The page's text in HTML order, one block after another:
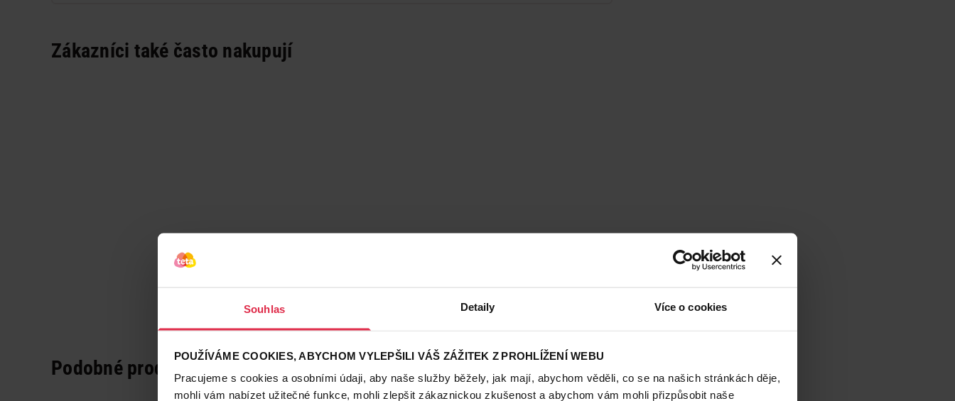
Souhlas Detaily Více o cookies
POUŽÍVÁME COOKIES, ABYCHOM VYLEPŠILI VÁŠ ZÁŽITEK Z PROHLÍŽENÍ WEBU
Pracujeme s cookies a osobními údaji, aby naše služby běžely, jak mají, abychom věděli, co se na našich stránkách děje,
mohli vám nabízet užitečné funkce, mohli zlepšit zákaznickou zkušenost a abychom vám mohli přizpůsobit naše
Zákazníci také často nakupují
Podobné produkty